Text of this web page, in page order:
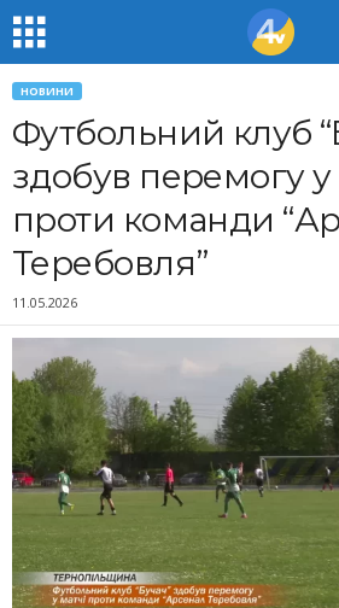
НОВИНИ
Футбольний клуб
здобув перемогу у
проти команди
Теребовля”
11.05.2026